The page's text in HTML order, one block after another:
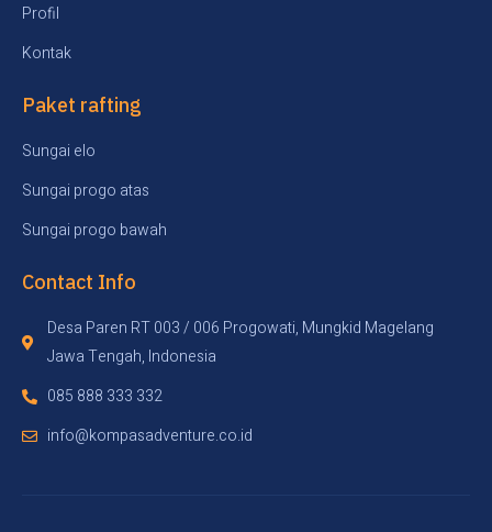
Profil
Kontak
Paket rafting
Sungai elo
Sungai progo atas
Sungai progo bawah
Contact Info
Desa Paren RT 003 / 006 Progowati, Mungkid Magelang
Jawa Tengah, Indonesia
085 888 333 332
info@kompasadventure.co.id